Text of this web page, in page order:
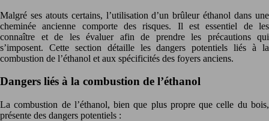
Malgré ses atouts certains, l’utilisation d’un brûleur éthanol dans une
cheminée ancienne comporte des risques. Il est essentiel de les
connaître et de les évaluer afin de prendre les précautions qui
s’imposent. Cette section détaille les dangers potentiels liés à la
combustion de l’éthanol et aux spécificités des foyers anciens.
Dangers liés à la combustion de l’éthanol
La combustion de l’éthanol, bien que plus propre que celle du bois,
présente des dangers potentiels :